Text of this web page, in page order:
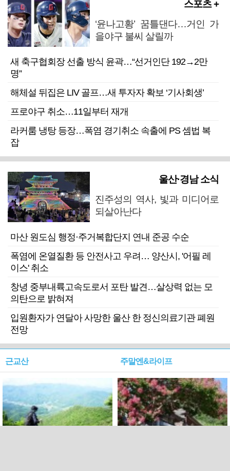
스포츠 +
‘윤나고황’ 꿈틀댄다…거인 가
을야구 불씨 살릴까
새 축구협회장 선출 방식 윤곽…“선거인단 192→2만
명”
해체설 뒤집은 LIV 골프…새 투자자 확보 ‘기사회생’
프로야구 취소…11일부터 재개
라커룸 냉탕 등장…폭염 경기취소 속출에 PS 셈법 복
잡
울산·경남 소식
진주성의 역사, 빛과 미디어로
되살아난다
마산 원도심 행정·주거복합단지 연내 준공 수순
폭염에 온열질환 등 안전사고 우려… 양산시, '어필 레
이스' 취소
창녕 중부내륙고속도로서 포탄 발견…살상력 없는 모
의탄으로 밝혀져
입원환자가 연달아 사망한 울산 한 정신의료기관 폐원
전망
근교산 주말엔&라이프